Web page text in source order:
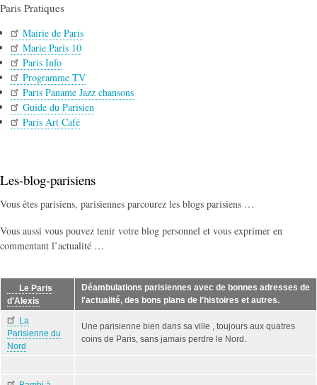
Paris Pratiques
Mairie de Paris
Marie Paris 10
Paris Info
Programme TV
Paris Paname Jazz chansons
Guide du Parisien
Paris Art Café
Les-blog-parisiens
Vous êtes parisiens, parisiennes parcourez les blogs parisiens …
Vous aussi vous pouvez tenir votre blog personnel et vous exprimer en
commentant l’actualité …
Le Paris
d'Alexis
Déambulations parisiennes avec de bonnes adresses de
l'actualité, des bons plans de l'histoires et autres.
La
Parisienne du
Nord
Une parisienne bien dans sa ville , toujours aux quatres
coins de Paris, sans jamais perdre le Nord.